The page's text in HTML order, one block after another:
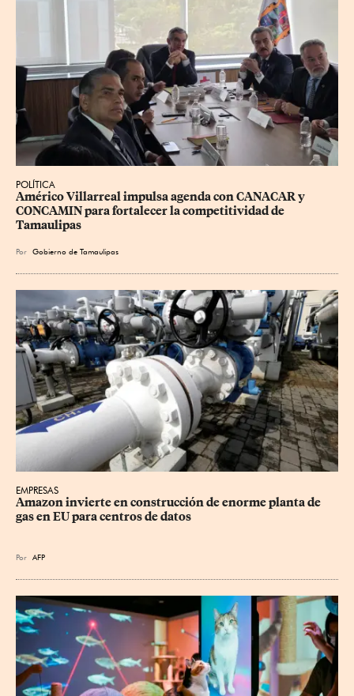
POLÍTICA
Américo Villarreal impulsa agenda con CANACAR y
CONCAMIN para fortalecer la competitividad de
Tamaulipas
Por Gobierno de Tamaulipas
EMPRESAS
Amazon invierte en construcción de enorme planta de
gas en EU para centros de datos
Por AFP